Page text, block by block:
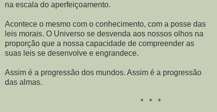
na escala do aperfeiçoamento.
Acontece o mesmo com o conhecimento, com a posse das
leis morais. O Universo se desvenda aos nossos olhos na
proporção que a nossa capacidade de compreender as
suas leis se desenvolve e engrandece.
Assim é a progressão dos mundos. Assim é a progressão
das almas.
* * *